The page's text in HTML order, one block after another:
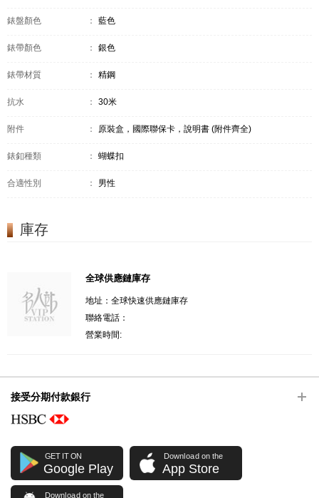
錶盤顏色 ： 藍色
錶帶顏色 ： 銀色
錶帶材質 ： 精鋼
抗水 ： 30米
附件 ： 原裝盒，國際聯保卡，說明書 (附件齊全)
錶釦種類 ： 蝴蝶扣
合適性別 ： 男性
庫存
全球供應鏈庫存
地址：全球快速供應鏈庫存
聯絡電話：
營業時間:
接受分期付款銀行
GET IT ON
Google Play
Download on the
App Store
Download on the